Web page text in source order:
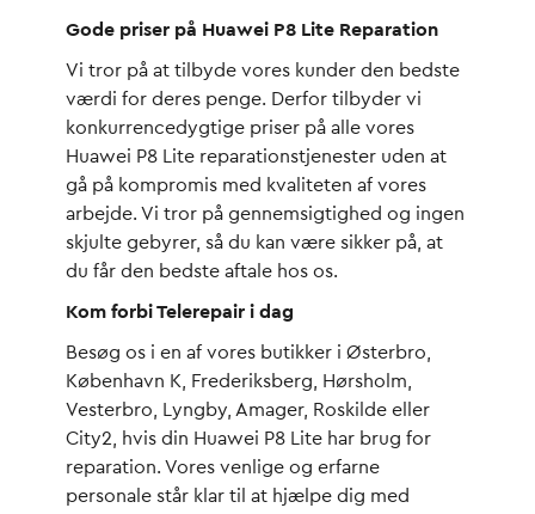
Gode priser på Huawei P8 Lite Reparation
Vi tror på at tilbyde vores kunder den bedste
værdi for deres penge. Derfor tilbyder vi
konkurrencedygtige priser på alle vores
Huawei P8 Lite reparationstjenester uden at
gå på kompromis med kvaliteten af vores
arbejde. Vi tror på gennemsigtighed og ingen
skjulte gebyrer, så du kan være sikker på, at
du får den bedste aftale hos os.
Kom forbi Telerepair i dag
Besøg os i en af vores butikker i Østerbro,
København K, Frederiksberg, Hørsholm,
Vesterbro, Lyngby, Amager, Roskilde eller
City2, hvis din Huawei P8 Lite har brug for
reparation. Vores venlige og erfarne
personale står klar til at hjælpe dig med